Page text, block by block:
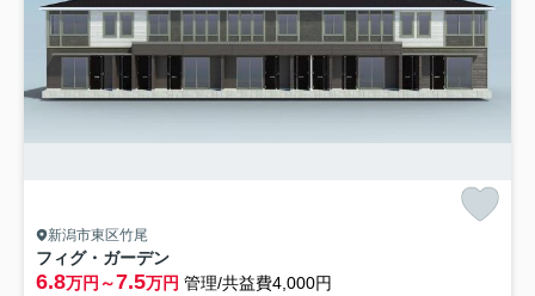
新潟市東区竹尾
フィグ・ガーデン
6.8万円～7.5万円 管理/共益費4,000円